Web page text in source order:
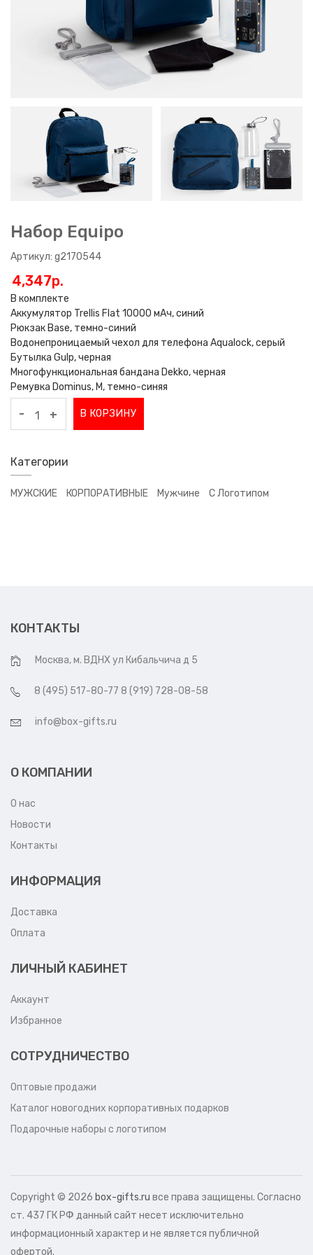
Набор Equipo
Артикул: g2170544
4,347p.
В комплекте
Аккумулятор Trellis Flat 10000 мАч, синий
Рюкзак Base, темно-синий
Водонепроницаемый чехол для телефона Aqualock, серый
Бутылка Gulp, черная
Многофункциональная бандана Dekko, черная
Ремувка Dominus, М, темно-синяя
- + В КОРЗИНУ
Категории
МУЖСКИЕ КОРПОРАТИВНЫЕ Мужчине С Логотипом
КОНТАКТЫ
Москва, м. ВДНХ ул Кибальчича д 5
8 (495) 517-80-77 8 (919) 728-08-58
info@box-gifts.ru
О КОМПАНИИ
О нас
Новости
Контакты
ИНФОРМАЦИЯ
Доставка
Оплата
ЛИЧНЫЙ КАБИНЕТ
Аккаунт
Избранное
СОТРУДНИЧЕСТВО
Оптовые продажи
Каталог новогодних корпоративных подарков
Подарочные наборы с логотипом
Copyright © 2026 box-gifts.ru все права защищены. Согласно
ст. 437 ГК РФ данный сайт несет исключительно
информационный характер и не является публичной
офертой.